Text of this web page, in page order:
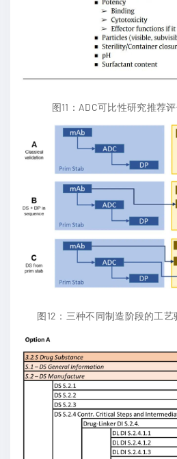
图11：ADC可比性研究推荐
图12：三种不同制造阶段的工艺